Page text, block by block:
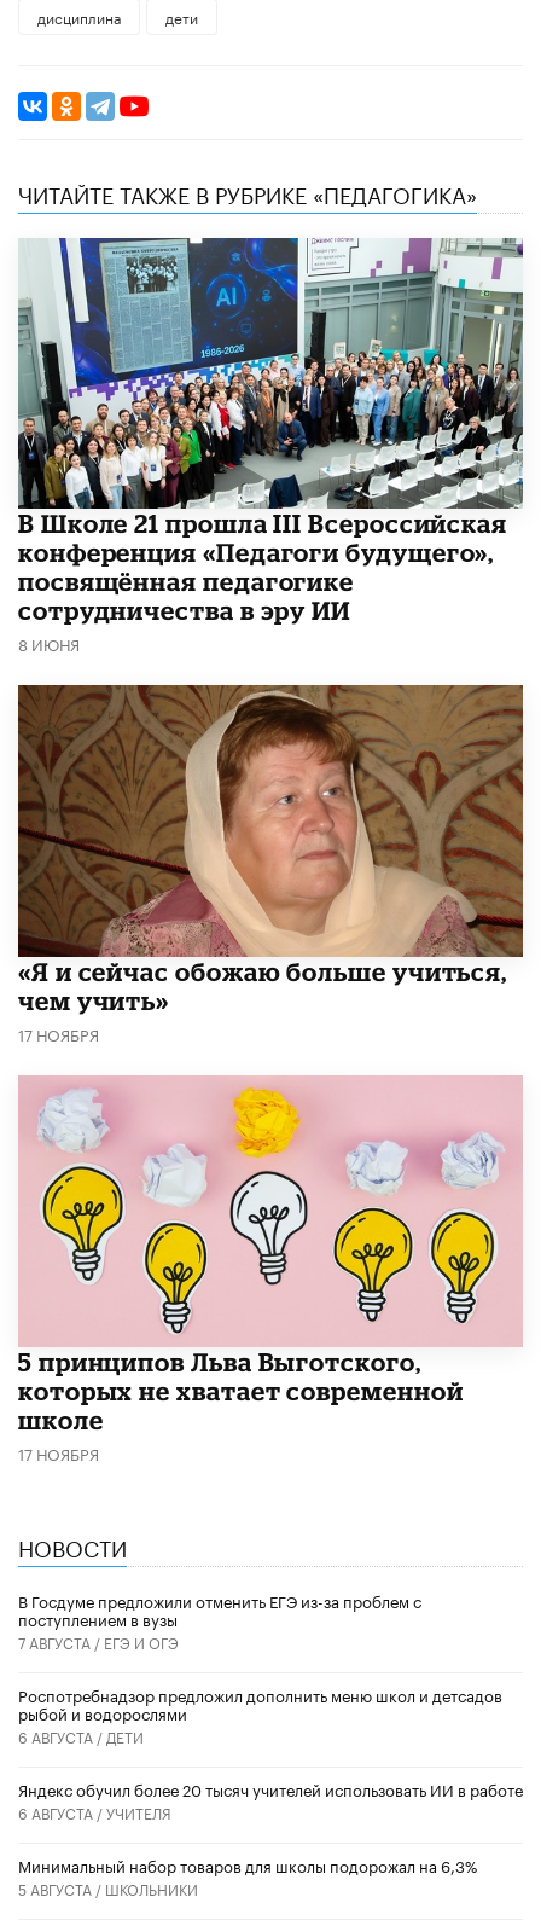
дисциплина дети
ЧИТАЙТЕ ТАКЖЕ В РУБРИКЕ «ПЕДАГОГИКА»
В Школе 21 прошла III Всероссийская
конференция «Педагоги будущего»,
посвящённая педагогике
сотрудничества в эру ИИ
8 ИЮНЯ
«Я и сейчас обожаю больше учиться,
чем учить»
17 НОЯБРЯ
5 принципов Льва Выготского,
которых не хватает современной
школе
17 НОЯБРЯ
НОВОСТИ
В Госдуме предложили отменить ЕГЭ из-за проблем с
поступлением в вузы
7 АВГУСТА / ЕГЭ И ОГЭ
Роспотребнадзор предложил дополнить меню школ и детсадов
рыбой и водорослями
6 АВГУСТА / ДЕТИ
​Яндекс обучил более 20 тысяч учителей использовать ИИ в работе
6 АВГУСТА /УЧИТЕЛЯ
Минимальный набор товаров для школы подорожал на 6,3%
5 АВГУСТА / ШКОЛЬНИКИ